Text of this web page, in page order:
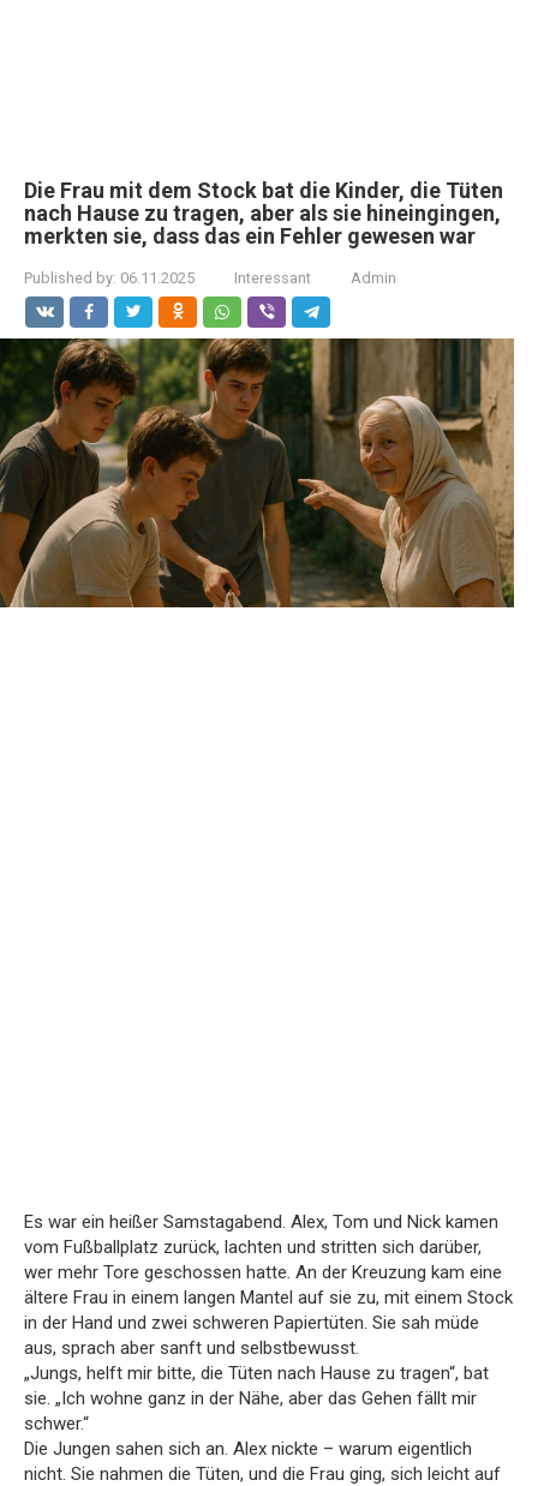
Die Frau mit dem Stock bat die Kinder, die Tüten
nach Hause zu tragen, aber als sie hineingingen,
merkten sie, dass das ein Fehler gewesen war
Published by: 06.11.2025 Interessant Admin
Es war ein heißer Samstagabend. Alex, Tom und Nick kamen
vom Fußballplatz zurück, lachten und stritten sich darüber,
wer mehr Tore geschossen hatte. An der Kreuzung kam eine
ältere Frau in einem langen Mantel auf sie zu, mit einem Stock
in der Hand und zwei schweren Papiertüten. Sie sah müde
aus, sprach aber sanft und selbstbewusst.
„Jungs, helft mir bitte, die Tüten nach Hause zu tragen“, bat
sie. „Ich wohne ganz in der Nähe, aber das Gehen fällt mir
schwer.“
Die Jungen sahen sich an. Alex nickte – warum eigentlich
nicht. Sie nahmen die Tüten, und die Frau ging, sich leicht auf